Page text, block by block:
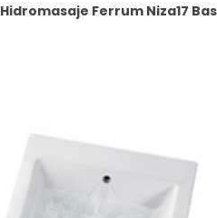
Hidromasaje Ferrum Niza17